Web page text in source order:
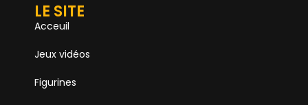
LE SITE
Acceuil
Jeux vidéos
Figurines